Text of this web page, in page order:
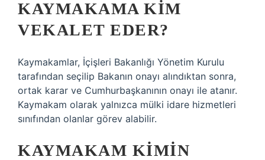
KAYMAKAMA KIM
VEKALET EDER?
Kaymakamlar, İçişleri Bakanlığı Yönetim Kurulu
tarafından seçilip Bakanın onayı alındıktan sonra,
ortak karar ve Cumhurbaşkanının onayı ile atanır.
Kaymakam olarak yalnızca mülki idare hizmetleri
sınıfından olanlar görev alabilir.
KAYMAKAM KIMIN